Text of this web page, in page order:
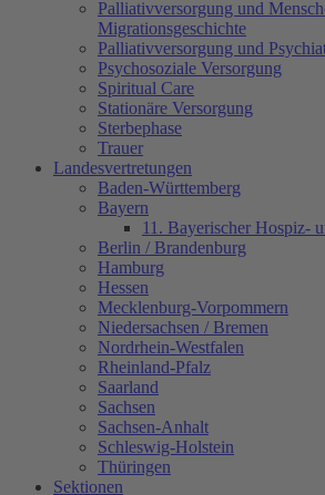
Palliativversorgung und
Migrationsgeschichte
Palliativversorgung und
Psychosoziale Versorgung
Spiritual Care
Stationäre Versorgung
Sterbephase
Trauer
Landesvertretungen
Baden-Württemberg
Bayern
11. Bayerischer Hospiz-
Berlin / Brandenburg
Hamburg
Hessen
Mecklenburg-Vorpommern
Niedersachsen / Bremen
Nordrhein-Westfalen
Rheinland-Pfalz
Saarland
Sachsen
Sachsen-Anhalt
Schleswig-Holstein
Thüringen
Sektionen